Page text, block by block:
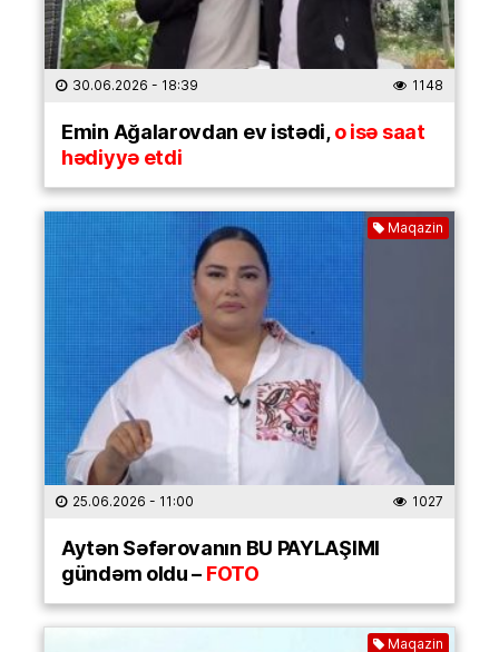
30.06.2026 - 18:39 1148
Emin Ağalarovdan ev istədi,o isə saat
hədiyyə etdi
Maqazin
25.06.2026 - 11:00 1027
Aytən Səfərovanın BU PAYLAŞIMI
gündəm oldu –FOTO
Maqazin